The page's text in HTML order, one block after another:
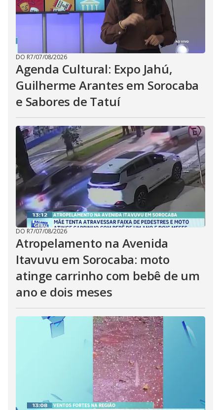
DO R7/07/08/2026
Agenda Cultural: Expo Jahú,
Guilherme Arantes em Sorocaba
e Sabores de Tatuí
DO R7/07/08/2026
Atropelamento na Avenida
Itavuvu em Sorocaba: moto
atinge carrinho com bebê de um
ano e dois meses